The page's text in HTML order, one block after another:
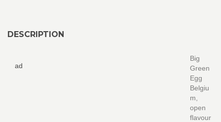
DESCRIPTION
ad
Big
Green
Egg
Belgiu
m,
open
flavour